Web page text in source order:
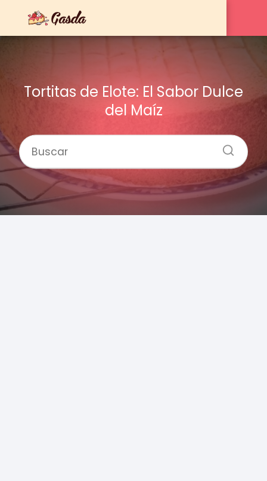
Tortitas de Elote: El Sabor Dulce
del Maíz